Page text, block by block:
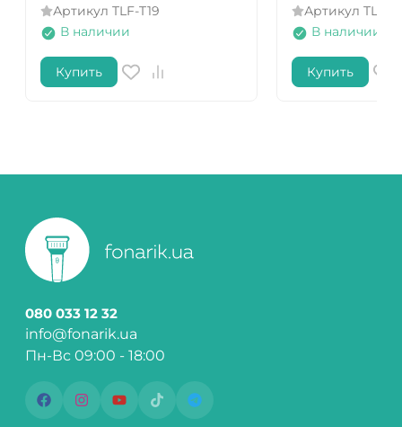
Артикул TLF-T19
В наличии
Купить
Артикул TLF-
В наличии
Купить
080 033 12 32
info@fonarik.ua
Пн-Вс 09:00 - 18:00